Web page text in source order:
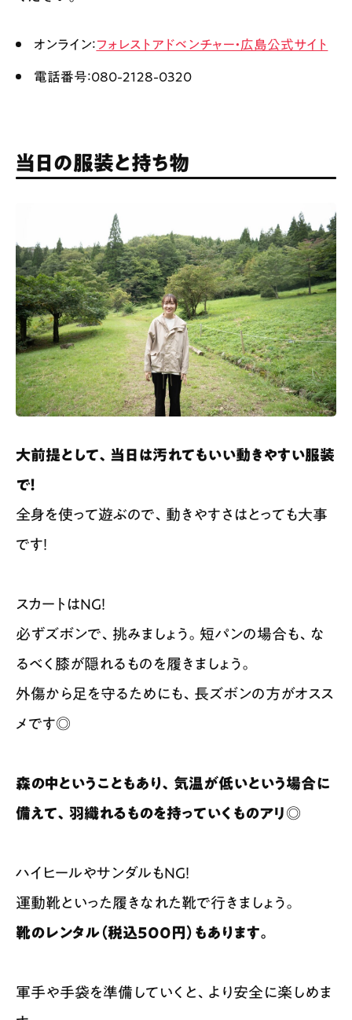
オンライン：フォレストアドベンチャー・広島公式サイト
電話番号：080-2128-0320
当日の服装と持ち物
大前提として、当日は汚れてもいい動きやすい服装
で！
全身を使って遊ぶので、動きやすさはとっても大事
です！
スカートはNG！
必ずズボンで、挑みましょう。短パンの場合も、な
るべく膝が隠れるものを履きましょう。
外傷から足を守るためにも、長ズボンの方がオスス
メです◎
森の中ということもあり、気温が低いという場合に
備えて、羽織れるものを持っていくものアリ◎
ハイヒールやサンダルもNG！
運動靴といった履きなれた靴で行きましょう。
靴のレンタル（税込500円）もあります。
軍手や手袋を準備していくと、より安全に楽しめま